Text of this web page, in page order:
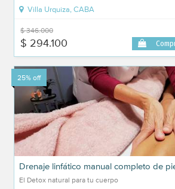
Villa Urquiza, CABA
$ 346.000
$ 294.100
25% off
Drenaje linfático manual completo de
El Detox natural para tu cuerpo